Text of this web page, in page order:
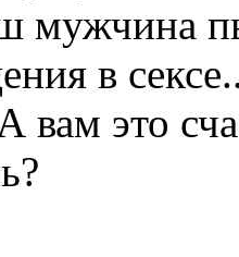
мужчина
в
вам это